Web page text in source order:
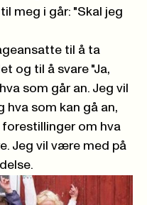
meg i går: "Skal jeg
til å ta
og til å svare "Ja,
som går an. Jeg vil
hva som kan gå an,
om hva
Jeg vil være med på